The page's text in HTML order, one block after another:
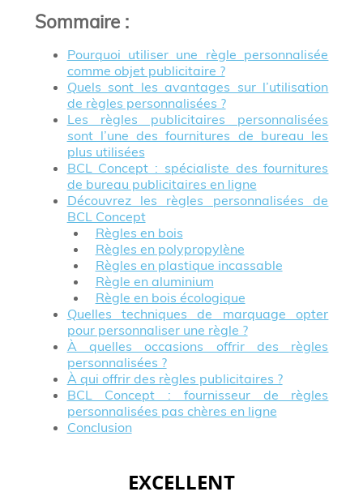
Sommaire:
Pourquoi utiliser une règle personnalisée
comme objet publicitaire ?
Quels sont les avantages sur l’utilisation
de règles personnalisées ?
Les règles publicitaires personnalisées
sont l’une des fournitures de bureau les
plus utilisées
BCL Concept : spécialiste des fournitures
de bureau publicitaires en ligne
Découvrez les règles personnalisées de
BCL Concept
Règles en bois
Règles en polypropylène
Règles en plastique incassable
Règle en aluminium
Règle en bois écologique
Quelles techniques de marquage opter
pour personnaliser une règle ?
À quelles occasions offrir des règles
personnalisées ?
À qui offrir des règles publicitaires ?
BCL Concept : fournisseur de règles
personnalisées pas chères en ligne
Conclusion
EXCELLENT